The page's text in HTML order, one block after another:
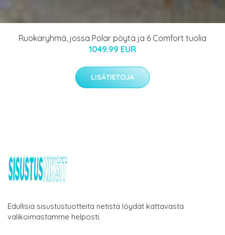
Ruokaryhmä, jossa Polar pöytä ja 6 Comfort tuolia
1049.99 EUR
LISÄTIETOJA
Edullisia sisustustuotteita netistä löydät kattavasta
valikoimastamme helposti.